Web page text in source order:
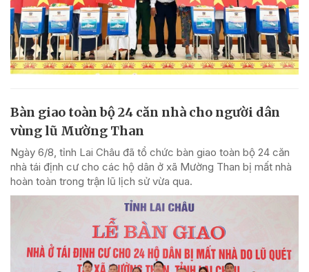
Bàn giao toàn bộ 24 căn nhà cho người dân
vùng lũ Mường Than
Ngày 6/8, tỉnh Lai Châu đã tổ chức bàn giao toàn bộ 24 căn
nhà tái định cư cho các hộ dân ở xã Mường Than bị mất nhà
hoàn toàn trong trận lũ lịch sử vừa qua.